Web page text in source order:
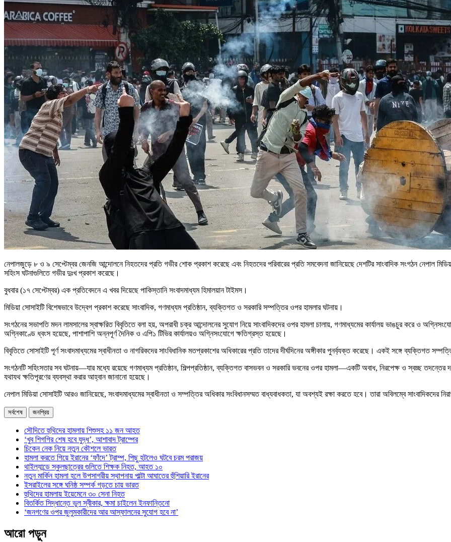
নেপালজুড়ে ৮ ও ৯ সেপ্টেম্বর জেনজি আন্দোলনে নিহতদের প্রতি গভীর শোক প্রকাশ করেছে এবং নিহতদের পরিবারের প্রতি সমবেদনা জানিয়েছে দেশটির সাংবাদিক সংগঠন নেপাল
সহিংস ঘটনাগুলিতে গভীর দুঃখ প্রকাশ করেছে।
বুধবার (১৭ সেপ্টেম্বর) এক প্রতিবেদনে এ খবর দিয়েছে পাকিস্তানি সংবাদমাধ্যম হিমালয়ান টাইমস।
মিডিয়া সোসাইটি বিশেষভাবে উদ্বেগ প্রকাশ করেছে সাংবাদিক, গণমাধ্যম প্রতিষ্ঠান, ব্যক্তিগত ও সরকারি সম্পত্তির ওপর হামলার ঘটনায়।
সংগঠনের সভাপতি মদন লামসালের স্বাক্ষরিত বিবৃতিতে বলা হয়, অপরাধী চক্র আন্দোলনের সুযোগ নিয়ে সাংবাদিকদের ওপর হামলা চালায়, গণমাধ্যমের কার্যালয় ভাঙচুর করে ও
অগ্নিকাণ্ডে ধ্বংস হয়েছে, পাশাপাশি অন্নপূর্ণ দৈনিক ও এপি১ টিভির কার্যালয়ও অগ্নিসংযোগে ক্ষতিগ্রস্ত হয়েছে।
বিবৃতিতে সোসাইটি পূর্ণ সংবাদমাধ্যমের স্বাধীনতা ও নাগরিকদের সাংবিধানিক মতপ্রকাশের অধিকারের প্রতি তাদের দীর্ঘদিনের অঙ্গীকার পুনর্ব্যক্ত করেছে। একই সঙ্গে ব্যক্তিগত
সংগঠনটি সহিংসতার সব ঘটনায়—যার মধ্যে রয়েছে গণমাধ্যম প্রতিষ্ঠান, শিল্পপ্রতিষ্ঠান, ব্যক্তিগত বাসভবন ও সরকারি ভবনের ওপর হামলা—একটি অবাধ, নিরপেক্ষ ও স্বচ্ছ তদন্তের
যথাযথ ক্ষতিপূরণের ব্যবস্থা করার আহ্বান জানানো হয়েছে।
নেপাল মিডিয়া সোসাইটি আরও জানিয়েছে, সংবাদমাধ্যমের স্বাধীনতা ও সম্পত্তির অধিকার সংবিধানসম্মত বাধ্যবাধকতা, যা অবশ্যই রক্ষা করতে হবে। তারা অবিলম্বে সাংবাদিকদের
সর্বশেষ জনপ্রিয়
সৌদিতে হুথিদের হামলায় শিশুসহ ১১ জন আহত
‘খুব শিগগির শেষ হবে যুদ্ধ’, আশাবাদ ট্রাম্পের
চিকেন নেক নিয়ে নতুন কৌশলে ভারত
হামলা করতে গিয়ে ইরানের ‘ফাঁদে’ ট্রাম্প, পিছু হটলেও ঘটবে চরম পরাজয়
থাইল্যান্ডে স্কুলছাত্রের গুলিতে শিক্ষক নিহত, আহত ১০
নতুন মার্কিন হামলা হলে উপসাগরীয় স্থাপনায় পাল্টা আঘাতের হুঁশিয়ারি ইরানের
ইসরাইলের সঙ্গে ঘনিষ্ঠ সম্পর্ক গড়তে চায় ভারত
হুথিদের হামলায় ইয়েমেনে ৩০ সেনা নিহত
বিতর্কিত সিদ্ধান্তে ভুল স্বীকার, ক্ষমা চাইলেন ইনফান্তিনো
‘জনগণের ওপর জুলুমকারীদের আর আস্ফালনের সুযোগ হবে না’
আরো পড়ুন